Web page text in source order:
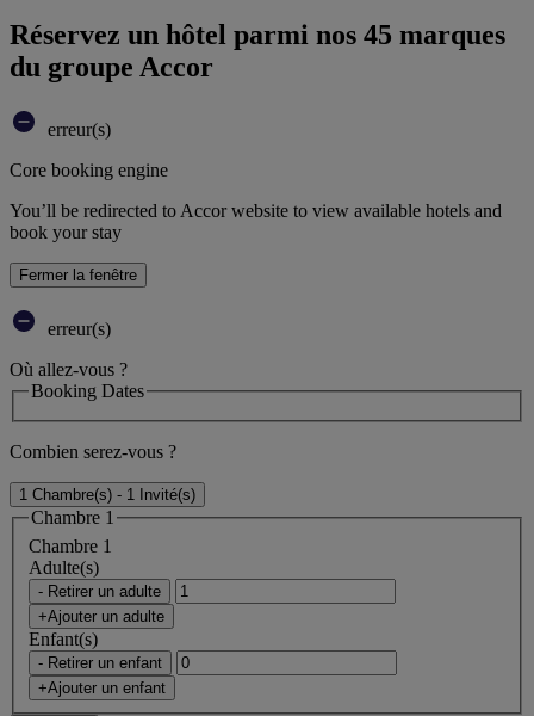
Réservez un hôtel parmi nos 45 marques
du groupe Accor
erreur(s)
Core booking engine
You’ll be redirected to Accor website to view available hotels and
book your stay
Fermer la fenêtre
erreur(s)
Où allez-vous ?
Booking Dates
Combien serez-vous ?
1 Chambre(s) - 1 Invité(s)
Chambre 1
Chambre 1
Adulte(s)
- Retirer un adulte
+Ajouter un adulte
Enfant(s)
- Retirer un enfant
+Ajouter un enfant